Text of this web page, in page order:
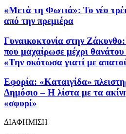
«Μετά τη Φωτιά»: Το νέο
από την πρεμιέρα
Γυναικοκτονία στην
που μαχαίρωσε μέχρι
«Την σκότωσα γιατί με
Εφορία: «Καταιγίδα»
Δημόσιο – Η λίστα με τα
«σφυρί»
ΔΙΑΦΗΜΙΣΗ